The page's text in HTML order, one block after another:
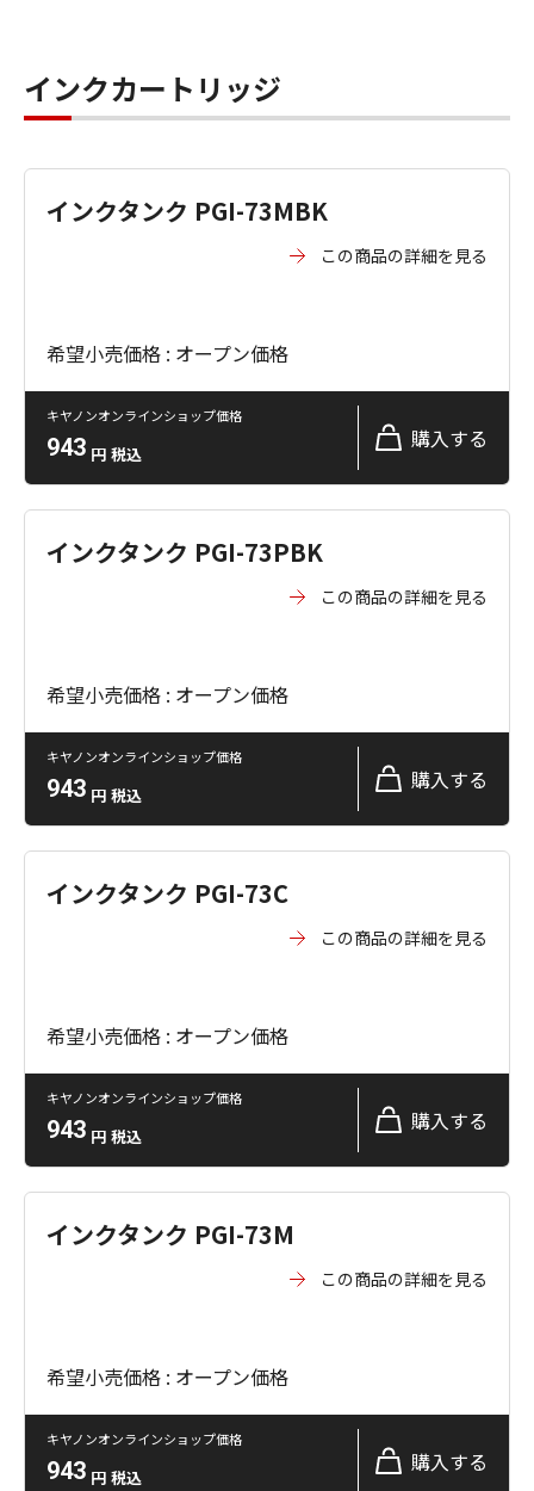
インクカートリッジ
インクタンク PGI-73MBK
この商品の詳細を見る
希望小売価格 : オープン価格
キヤノンオンラインショップ価格
943 円 税込
購入する
インクタンク PGI-73PBK
この商品の詳細を見る
希望小売価格 : オープン価格
キヤノンオンラインショップ価格
943 円 税込
購入する
インクタンク PGI-73C
この商品の詳細を見る
希望小売価格 : オープン価格
キヤノンオンラインショップ価格
943 円 税込
購入する
インクタンク PGI-73M
この商品の詳細を見る
希望小売価格 : オープン価格
キヤノンオンラインショップ価格
943 円 税込
購入する